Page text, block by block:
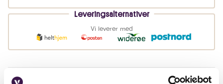
Leveringsalternativer
Vi leverer med
Beskrivelse